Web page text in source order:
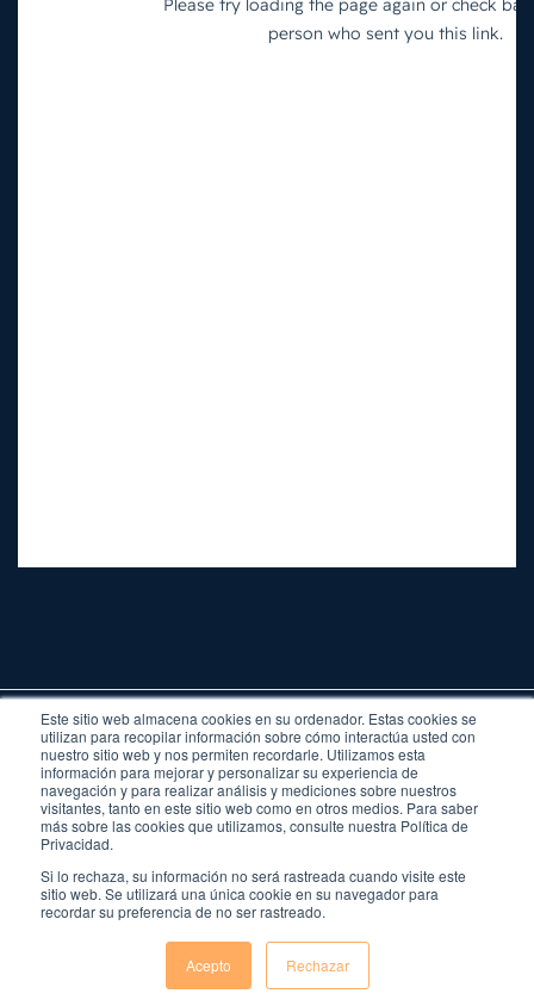
Este sitio web almacena cookies en su ordenador. Estas cookies se
utilizan para recopilar información sobre cómo interactúa usted con
nuestro sitio web y nos permiten recordarle. Utilizamos esta
información para mejorar y personalizar su experiencia de
navegación y para realizar análisis y mediciones sobre nuestros
visitantes, tanto en este sitio web como en otros medios. Para saber
más sobre las cookies que utilizamos, consulte nuestra Política de
Privacidad.
Si lo rechaza, su información no será rastreada cuando visite este
sitio web. Se utilizará una única cookie en su navegador para
recordar su preferencia de no ser rastreado.
Acepto Rechazar
Legal
Privacidad
Newsletter
Calle Alfonso XII, 62. Madrid 28014